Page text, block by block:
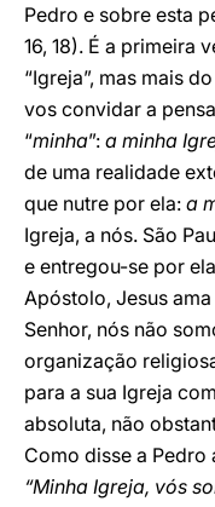
Pedro e sobre esta
16, 18). É a primeira
“Igreja”, mas mais
vos convidar a
“minha”: a minha
de uma realidade
que nutre por ela: a
Igreja, a nós. São
e entregou-se por
Apóstolo, Jesus
Senhor, nós não
organização
para a sua Igreja
absoluta, não
Como disse a
“Minha Igreja, vós